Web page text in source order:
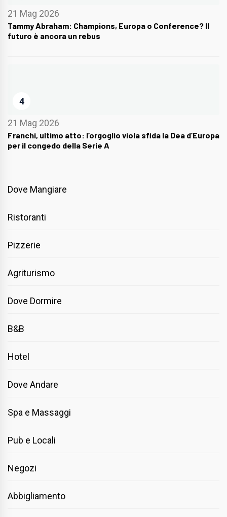
21 Mag 2026
Tammy Abraham: Champions, Europa o Conference? Il
futuro è ancora un rebus
4
21 Mag 2026
Franchi, ultimo atto: l’orgoglio viola sfida la Dea d’Europa
per il congedo della Serie A
Dove Mangiare
Ristoranti
Pizzerie
Agriturismo
Dove Dormire
B&B
Hotel
Dove Andare
Spa e Massaggi
Pub e Locali
Negozi
Abbigliamento